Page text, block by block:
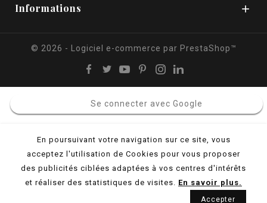
Informations 
© 2026 - Logiciel e-commerce par PrestaShop™
Se connecter avec Google
En poursuivant votre navigation sur ce site, vous
acceptez l'utilisation de Cookies pour vous proposer
des publicités ciblées adaptées à vos centres d'intérêts
et réaliser des statistiques de visites. En savoir plus.
Accepter